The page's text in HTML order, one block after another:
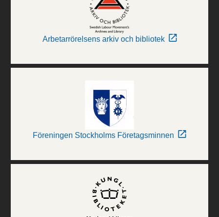
Arbetarrörelsens arkiv och bibliotek
Föreningen Stockholms Företagsminnen